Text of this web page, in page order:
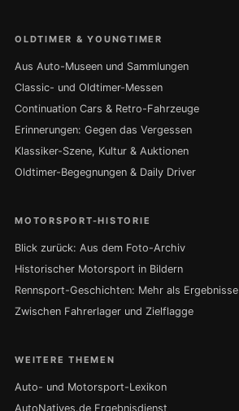
OLDTIMER & YOUNGTIMER
Aus Auto-Museen und Sammlungen
Classic- und Oldtimer-Messen
Continuation Cars & Retro-Fahrzeuge
Erinnerungen: Gegen das Vergessen
Klassiker-Szene, Kultur & Auktionen
Oldtimer-Begegnungen & Daily Driver
MOTORSPORT-HISTORIE
Blick zurück: Aus dem Foto-Archiv
Historischer Motorsport in Bildern
Rennsport-Geschichten: Mehr als Ergebnisse
Zwischen Fahrerlager und Zielflagge
WEITERE THEMEN
Auto- und Motorsport-Lexikon
AutoNatives.de Ergebnisdienst